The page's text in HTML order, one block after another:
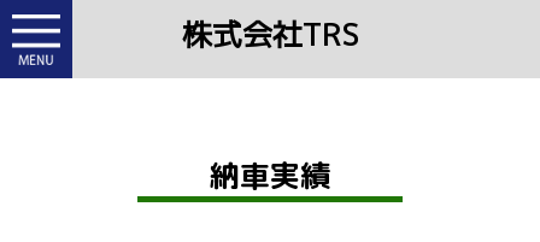
株式会社TRS
納車実績